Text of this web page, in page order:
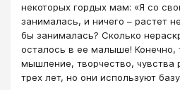
некоторых гордых мам: «Я со
занималась, и ничего – растет
бы занималась? Сколько
осталось в ее малыше! Конечно,
мышление, творчество, чувства
трех лет, но они используют